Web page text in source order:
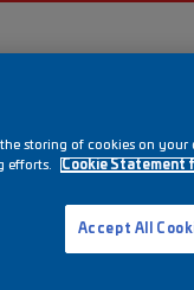
storing of cookies on your
efforts.
Cookie Statement
Accept All